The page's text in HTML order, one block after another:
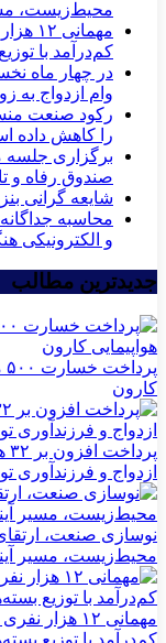
محیط‌زیست،
کم‌درآمد با
وام ازدواج به
رکود صنعت
را کاهش داده
صندوق رفاه و
شایعه گرانی
و الکترونیکی
جدیدترین مطالب
کارون
ازدواج و
نوسازی صنعت،
محیط‌زیست، مسیر
مهمانی ۱۲